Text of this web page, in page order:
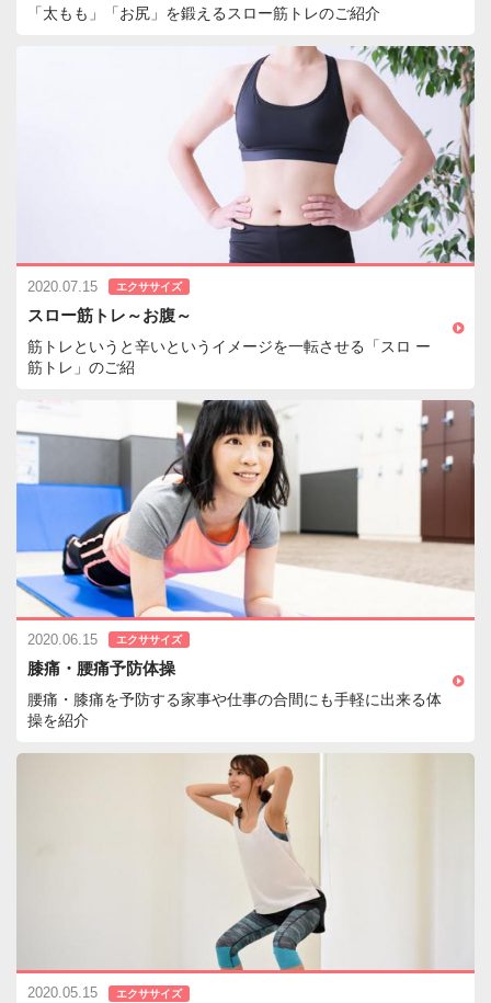
「太もも」「お尻」を鍛えるスロー筋トレのご紹介
2020.07.15 エクササイズ
スロー筋トレ～お腹～
筋トレというと辛いというイメージを一転させる「スロ ー
筋トレ」のご紹
2020.06.15 エクササイズ
膝痛・腰痛予防体操
腰痛・膝痛を予防する家事や仕事の合間にも手軽に出来る体
操を紹介
2020.05.15 エクササイズ